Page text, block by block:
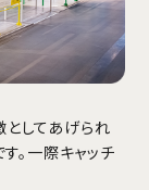
してあげられ
。一際キャッチ